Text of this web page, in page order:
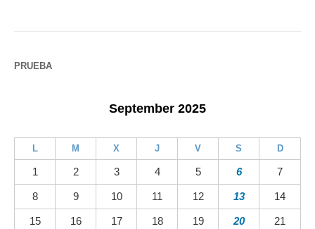
PRUEBA
September 2025
L M X J V S D
1 2 3 4 5 6 7
8 9 10 11 12 13 14
15 16 17 18 19 20 21